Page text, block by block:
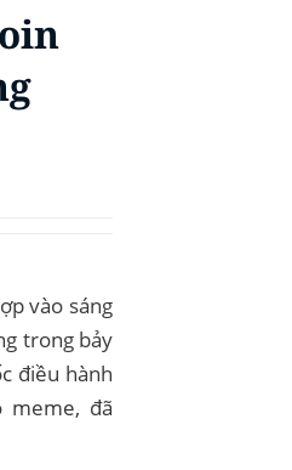
vào sáng
trong bảy
điều hành
meme, đã